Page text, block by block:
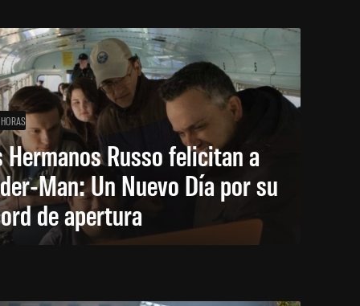
Hermanos Russo felicitan a
Man: Un Nuevo Día por su
de apertura